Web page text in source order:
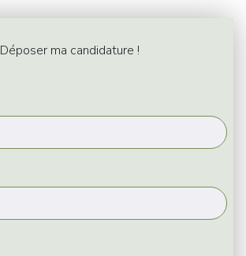
Déposer ma candidature !